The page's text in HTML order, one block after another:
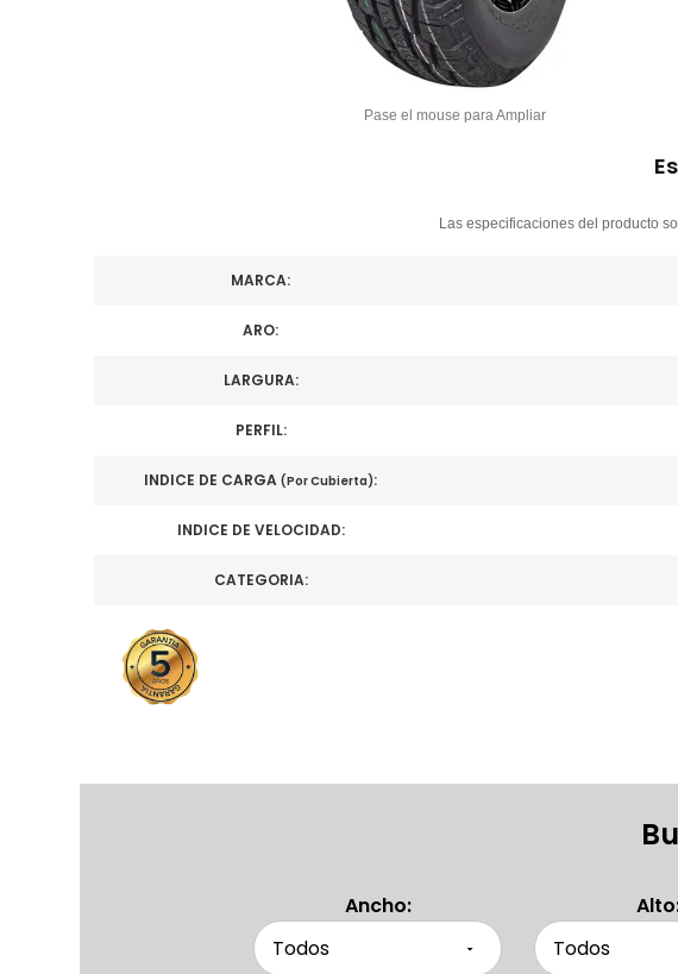
Pase el mouse para Ampliar
Las especificaciones del producto
MARCA:
ARO:
LARGURA:
PERFIL:
INDICE DE CARGA(Por Cubierta):
INDICE DE VELOCIDAD:
CATEGORIA:
Ancho: